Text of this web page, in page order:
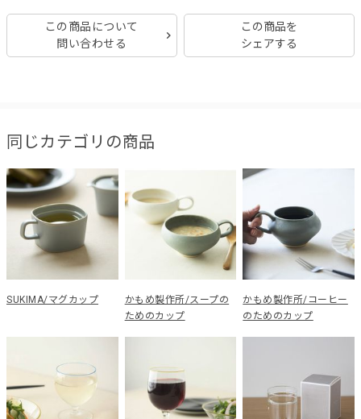
この商品について
問い合わせる
この商品を
シェアする
同じカテゴリの商品
SUKIMA/マグカップ
かもめ製作所/スープの
ためのカップ
かもめ製作所/コーヒー
のためのカップ